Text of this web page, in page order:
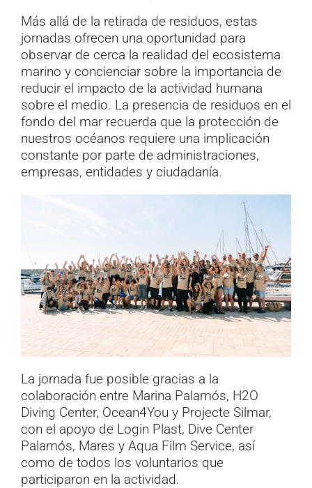
Más allá de la retirada de residuos, estas
jornadas ofrecen una oportunidad para
observar de cerca la realidad del ecosistema
marino y concienciar sobre la importancia de
reducir el impacto de la actividad humana
sobre el medio. La presencia de residuos en el
fondo del mar recuerda que la protección de
nuestros océanos requiere una implicación
constante por parte de administraciones,
empresas, entidades y ciudadanía.
La jornada fue posible gracias a la
colaboración entre Marina Palamós, H2O
Diving Center, Ocean4You y Projecte Silmar,
con el apoyo de Login Plast, Dive Center
Palamós, Mares y Aqua Film Service, así
como de todos los voluntarios que
participaron en la actividad.